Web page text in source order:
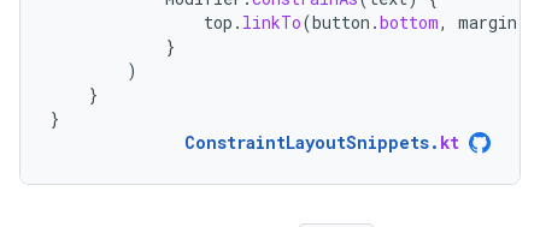
top . linkTo(button .bottom, margin
}
)
}
}
ConstraintLayoutSnippets. kt